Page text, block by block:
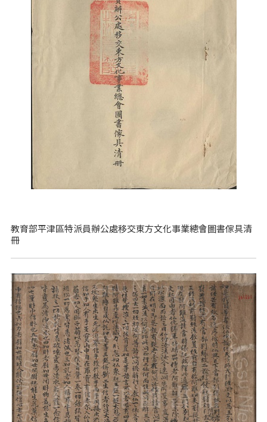
教育部平津區特派員辦公處移交東方文化事業總會圖書傢具清
冊